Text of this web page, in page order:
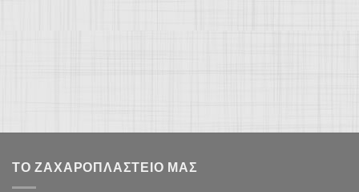
ΤΟ ΖΑΧΑΡΟΠΛΑΣΤΕΊΟ ΜΑΣ